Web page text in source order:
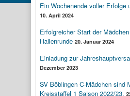
Ein Wochenende voller Erfolge
10. April 2024
Erfolgreicher Start der
Hallenrunde 20. Januar 2024
Einladung zur
Dezember 2023
SV Böblingen C-Mädchen sind
Kreisstaffel 1 Saison 2022/23.